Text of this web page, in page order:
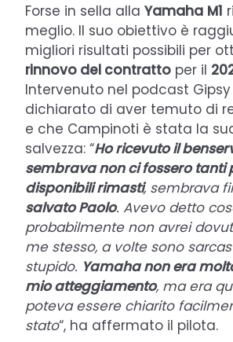
Forse in sella alla Yamaha M1
meglio. Il suo obiettivo è
migliori risultati possibili per
rinnovo del contratto per il
Intervenuto nel podcast
dichiarato di aver temuto di
e che Campinoti è stata la
salvezza: “Ho ricevuto il
sembrava non ci fossero tanti
disponibili rimasti, sembrava
salvato Paolo. Avevo detto
probabilmente non avrei
me stesso, a volte sono
stupido. Yamaha non era
mio atteggiamento, ma era
poteva essere chiarito
stato“, ha affermato il pilota.